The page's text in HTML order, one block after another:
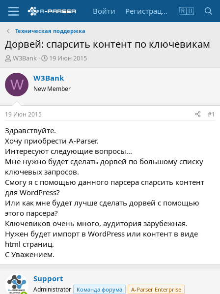
Войти Регистрация 🇷🇺
Техническая поддержка
Дорвей: спарсить контент по ключевикам
А
т
о
т
е
м
ы
W3Bank
Д
т
н
а
л
19 Июн 2015
W W3Bank
New Member
19 Июн 2015 #1
Здравствуйте.
Хочу приобрести A-Parser.
Интересуют следующие вопросы...
Мне нужно будет сделать дорвей по большому списку
ключевых запросов.
Смогу я с помощью данного парсера спарсить контент
для WordPress?
Или как мне будет лучше сделать дорвей с помощью
этого парсера?
Ключевиков очень много, аудитория зарубежная.
Нужен будет импорт в WordPress или контент в виде
html страниц.
С Уважением.
Support
Administrator Команда форума A-Parser Enterprise